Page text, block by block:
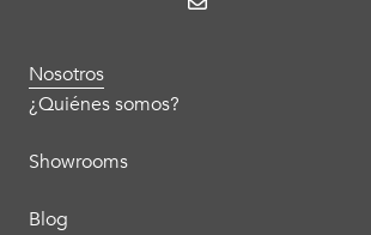
Nosotros
¿Quiénes somos?
Showrooms
Blog